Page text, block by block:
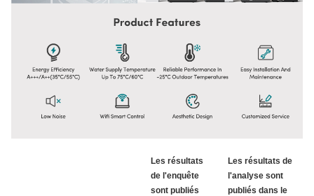
Les résultats
de l'enquête
sont publiés
Les résultats de
l'analyse sont
publiés dans le